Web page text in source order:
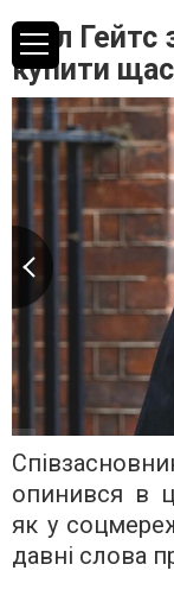
Білл
купити
опинився в
як у
давні слова